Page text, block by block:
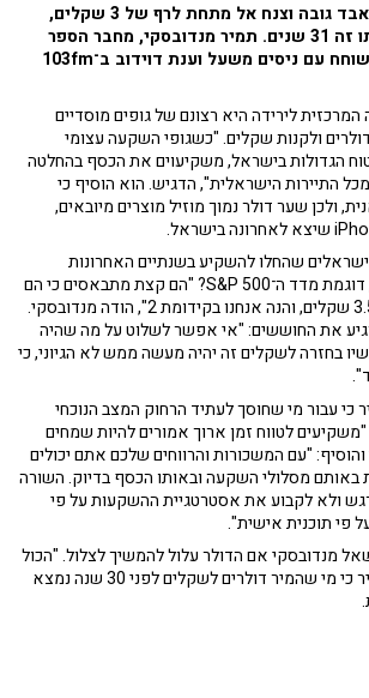
שער הדולר ממשיך לאבד גובה וצנח אל מתחת לרף של 3 שקלים,
שפל שלא נראה כמותו זה 31 שנים. תמיר מנדובסקי, מחבר הספר
'השקעות לעצלנים', שוחח עם ניסים משעל וענת דוידוב ב־103fm
המרכזית לירידה היא רצונם של גופים מוסדיים
ולקנות שקלים. "כשגופי השקעה עצומי
הגדולות בישראל, משקיעוים את הכסף בהחלטה
התיירות הישראלית", הדגיש. הוא הוסיף כי
ולכן שער דולר נמוך מוזיל מוצרים מיובאים,
שהחלו להשקיע בשנתיים האחרונות
במסלולים צמודי מט"ח, דוגמת מדד ה־S&P 500? "הם קצת מתבאסים כי הם
המירו משקל לדולר ב־3.5 שקלים, והנה אנחנו בקידומת 2", הודה מנדובסקי.
את החוששים: "אי אפשר לשלוט על מה שהיה
בחזרה לשקלים זה יהיה מעשה ממש לא הגיוני, כי
עבור מי שחוסך לעתיד הרחוק המצב הנוכחי
לטווח זמן ארוך אמורים להיות שמחים
"עם המשכורות והרווחים שלכם אתם יכולים
באותם מסלולי השקעה ובאותו הכסף בדיוק. השורה
ולא לקבוע את אסטרטגיית ההשקעות על פי
פי תוכנית אישית".
מנדובסקי אם הדולר עלול להמשיך לצלול. "הכול
יכול להיות", השיב והזכיר כי מי שהמיר דולרים לשקלים לפני 30 שנה נמצא